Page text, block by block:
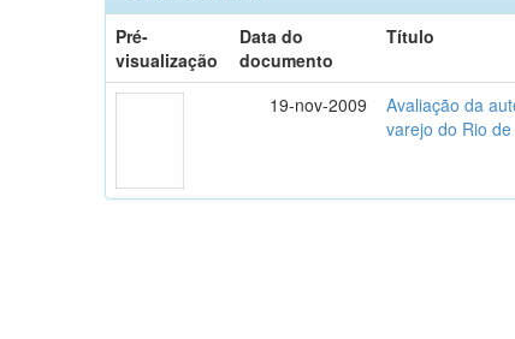
Pré-
visualização
Data do
documento
Título
19-nov-2009
Avaliação da
varejo do Rio